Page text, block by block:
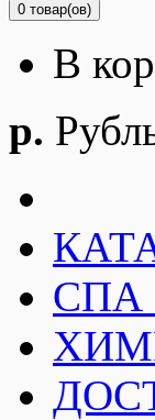
0 товар(ов)
В
р.
СПА